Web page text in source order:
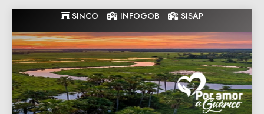
to
content
SINCO INFOGOB SISAP
Gobernacion
de Guarico
Gobernacion de Guarico